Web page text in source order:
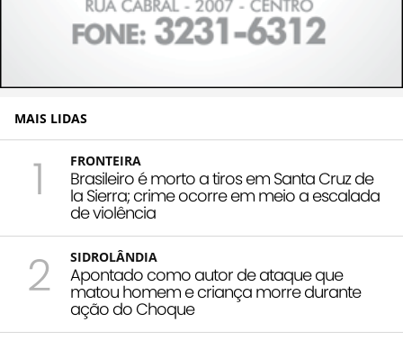
MAIS LIDAS
1 FRONTEIRA
Brasileiro é morto a tiros em Santa Cruz de
la Sierra; crime ocorre em meio a escalada
de violência
2 SIDROLÂNDIA
Apontado como autor de ataque que
matou homem e criança morre durante
ação do Choque